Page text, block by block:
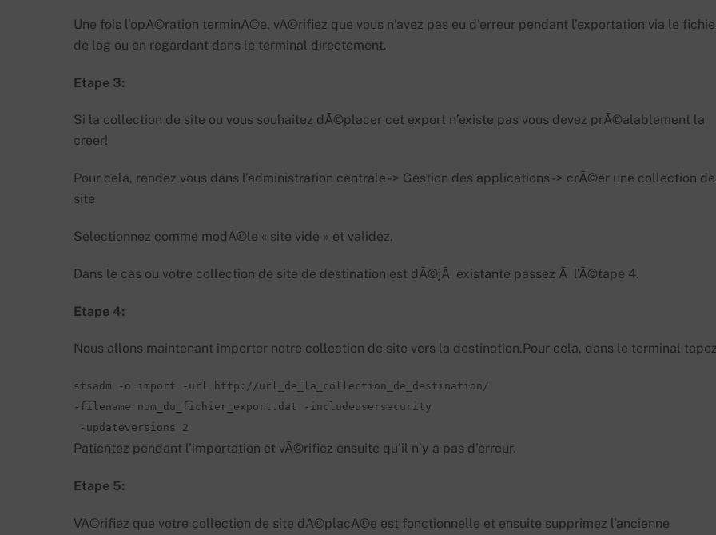
Une fois l’opÃ©ration terminÃ©e, vÃ©rifiez que vous n’avez pas eu d’erreur pendant l’exportation via le
de log ou en regardant dans le terminal directement.
Etape 3:
Si la collection de site ou vous souhaitez dÃ©placer cet export n’existe pas vous devez prÃ©alablement la
creer!
Pour cela, rendez vous dans l’administration centrale -> Gestion des applications -> crÃ©er une collection de
site
Selectionnez comme modÃ©le « site vide » et validez.
Dans le cas ou votre collection de site de destination est dÃ©jÃ existante passez Ã l’Ã©tape 4.
Etape 4:
Nous allons maintenant importer notre collection de site vers la destination.Pour cela, dans le terminal
stsadm -o import -url http://url_de_la_collection_de_destination/
-filename nom_du_fichier_export.dat -includeusersecurity
-updateversions 2
Patientez pendant l’importation et vÃ©rifiez ensuite qu’il n’y a pas d’erreur.
Etape 5:
VÃ©rifiez que votre collection de site dÃ©placÃ©e est fonctionnelle et ensuite supprimez l’ancienne